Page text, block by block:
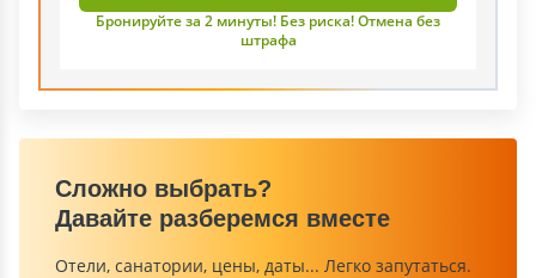
Бронируйте за 2 минуты! Без риска! Отмена без
штрафа
Сложно выбрать?
Давайте разберемся вместе
Отели, санатории, цены, даты... Легко запутаться.